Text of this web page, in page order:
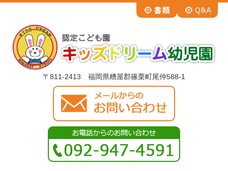
〒811-2413 福岡県糟屋郡篠栗町尾仲588-1